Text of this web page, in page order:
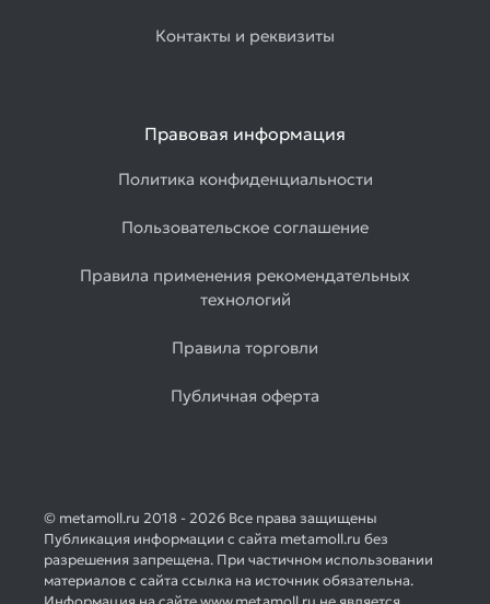
Контакты и реквизиты
Правовая информация
Политика конфиденциальности
Пользовательское соглашение
Правила применения рекомендательных
технологий
Правила торговли
Публичная оферта
© metamoll.ru 2018 - 2026 Все права защищены
Публикация информации с сайта metamoll.ru без
разрешения запрещена. При частичном использовании
материалов с сайта ссылка на источник обязательна.